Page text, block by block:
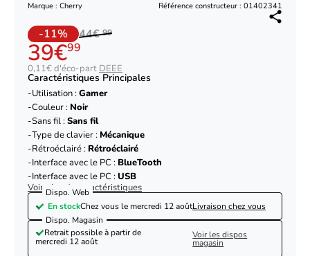
Marque : Cherry Référence constructeur : 01402341
-11% 44€ 99
39€99
0,11€ d'éco-part DEEE
Caractéristiques Principales
Utilisation :Gamer
Couleur : Noir
Sans fil :Sans fil
Type de clavier : Mécanique
Rétroéclairé : Rétroéclairé
Interface avec le PC : BlueTooth
Interface avec le PC :USB
Voir plus de caractéristiques
Dispo. Web
En stockChez vous le mercredi 12 aoûtLivraison chez vous
Dispo. Magasin
Retrait possible à partir de
mercredi 12 août
Voir les dispos
magasin